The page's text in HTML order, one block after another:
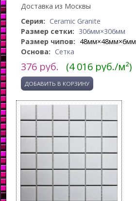
Доставка из Москвы
Серия: Ceramic Granite
Размер сетки: 306мм×306мм
Размер чипов: 48мм×48мм×6мм
Основа: Сетка
376 руб. (4 016 руб./м²)